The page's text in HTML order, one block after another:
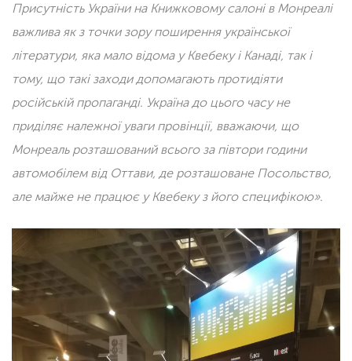
Присутність України на Книжковому салоні в Монреалі
важлива як з точки зору поширення української
літератури, яка мало відома у Квебеку і Канаді, так і
тому, що такі заходи допомагають протидіяти
російській пропаганді. Україна до цього часу не
приділяє належної уваги провінції, вважаючи, що
Монреаль розташований всього за півтори години
автомобілем від Оттави, де розташоване Посольство,
але майже не працює у Квебеку з його специфікою».